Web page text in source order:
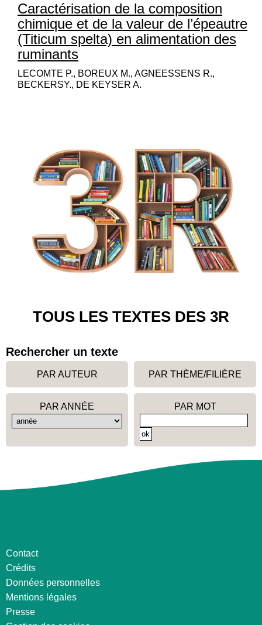
Caractérisation de la composition
chimique et de la valeur de l’épeautre
(Titicum spelta) en alimentation des
ruminants
LECOMTE P., BOREUX M., AGNEESSENS R.,
BECKERSY., DE KEYSER A.
TOUS LES TEXTES DES 3R
Rechercher un texte
PAR AUTEUR PAR THÈME/FILIÈRE
PAR ANNÉE PAR MOT
Contact
Crédits
Données personnelles
Mentions légales
Presse